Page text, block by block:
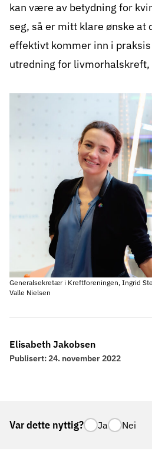
kan være av betydning for
seg, så er mitt klare ønske at
effektivt kommer inn i
utredning for livmorhalskreft,
Generalsekretær i Kreftforeningen, Ingrid
Valle Nielsen
Elisabeth Jakobsen
Publisert:24. november 2022
Var dette nyttig? Ja Nei